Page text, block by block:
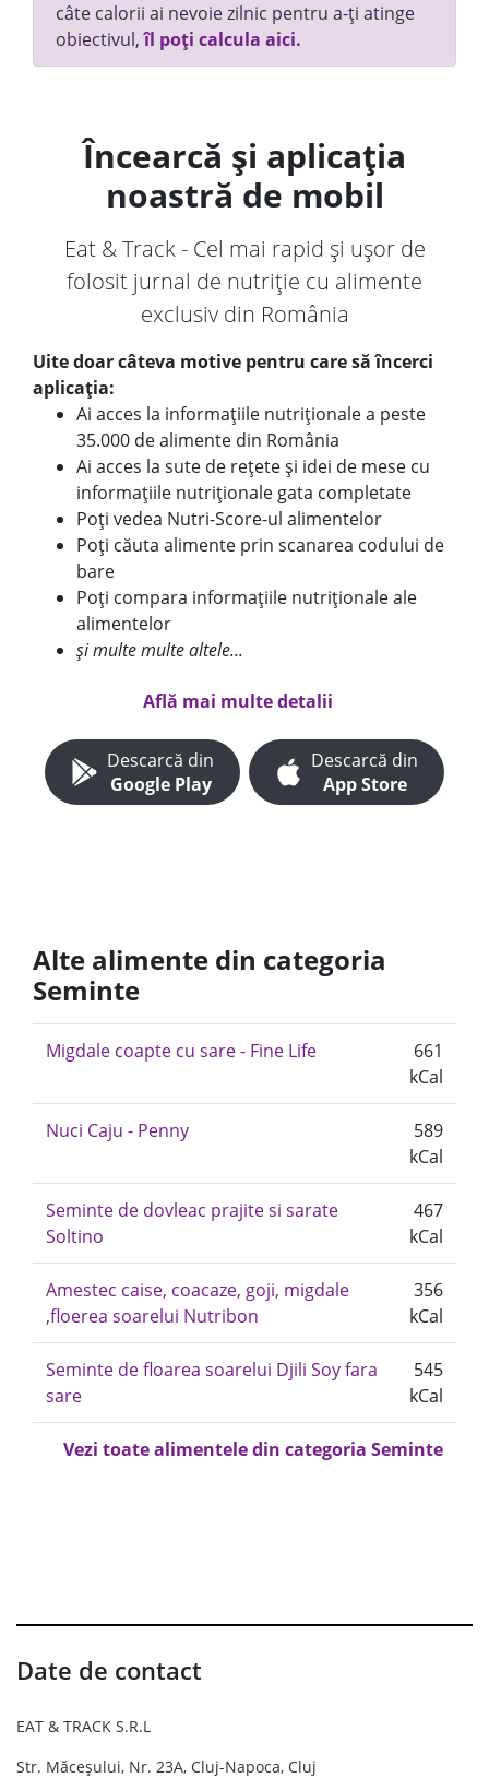
câte calorii ai nevoie zilnic pentru a-ți atinge
obiectivul,îl poți calcula aici.
Încearcă și aplicația
noastră de mobil
Eat & Track - Cel mai rapid și ușor de
folosit jurnal de nutriție cu alimente
exclusiv din România
Uite doar câteva motive pentru care să încerci
aplicația:
Ai acces la informațiile nutriționale a peste
35.000 de alimente din România
Ai acces la sute de rețete și idei de mese cu
informațiile nutriționale gata completate
Poți vedea Nutri-Score-ul alimentelor
Poți căuta alimente prin scanarea codului de
bare
Poți compara informațiile nutriționale ale
alimentelor
și multe multe altele...
Află mai multe detalii
Descarcă din
Google Play
Descarcă din
App Store
Alte alimente din categoria
Seminte
Migdale coapte cu sare - Fine Life
661
kCal
Nuci Caju - Penny
589
kCal
Seminte de dovleac prajite si sarate
Soltino
467
kCal
Amestec caise, coacaze, goji, migdale
,floerea soarelui Nutribon
356
kCal
Seminte de floarea soarelui Djili Soy fara
sare
545
kCal
Vezi toate alimentele din categoria Seminte
Date de contact
EAT & TRACK S.R.L
Str. Măceșului, Nr. 23A, Cluj-Napoca, Cluj